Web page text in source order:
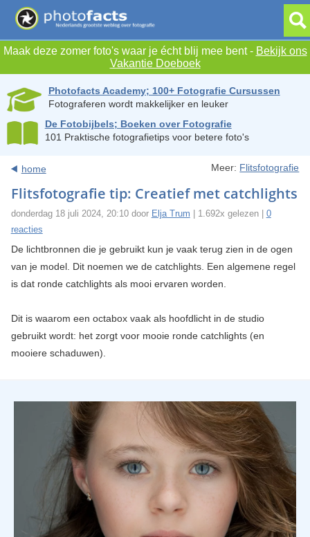
Maak deze zomer foto's waar je écht blij mee bent - Bekijk ons
Vakantie Doeboek
Photofacts Academy; 100+ Fotografie Cursussen
Fotograferen wordt makkelijker en leuker
De Fotobijbels; Boeken over Fotografie
101 Praktische fotografietips voor betere foto's
home Meer: Flitsfotografie
Flitsfotografie tip: Creatief met catchlights
donderdag 18 juli 2024, 20:10 door Elja Trum | 1.692x gelezen | 0
reacties
De lichtbronnen die je gebruikt kun je vaak terug zien in de ogen
van je model. Dit noemen we de catchlights. Een algemene regel
is dat ronde catchlights als mooi ervaren worden.
Dit is waarom een octabox vaak als hoofdlicht in de studio
gebruikt wordt: het zorgt voor mooie ronde catchlights (en
mooiere schaduwen).